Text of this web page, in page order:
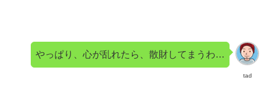
tad
やっぱり、心が乱れたら、散財してまうわ…